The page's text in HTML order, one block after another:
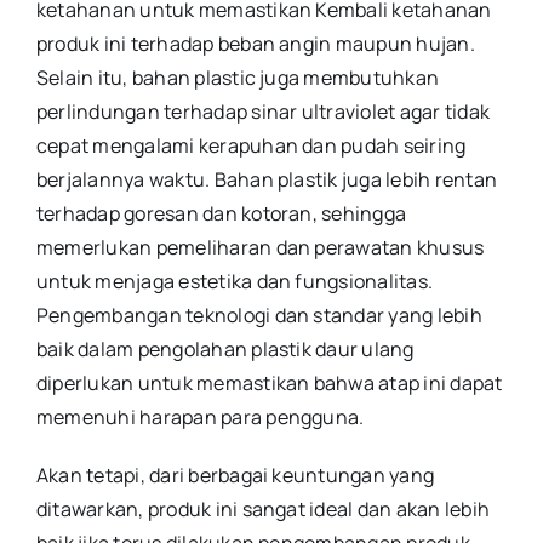
ketahanan untuk memastikan Kembali ketahanan
produk ini terhadap beban angin maupun hujan.
Selain itu, bahan plastic juga membutuhkan
perlindungan terhadap sinar ultraviolet agar tidak
cepat mengalami kerapuhan dan pudah seiring
berjalannya waktu. Bahan plastik juga lebih rentan
terhadap goresan dan kotoran, sehingga
memerlukan pemeliharan dan perawatan khusus
untuk menjaga estetika dan fungsionalitas.
Pengembangan teknologi dan standar yang lebih
baik dalam pengolahan plastik daur ulang
diperlukan untuk memastikan bahwa atap ini dapat
memenuhi harapan para pengguna.
Akan tetapi, dari berbagai keuntungan yang
ditawarkan, produk ini sangat ideal dan akan lebih